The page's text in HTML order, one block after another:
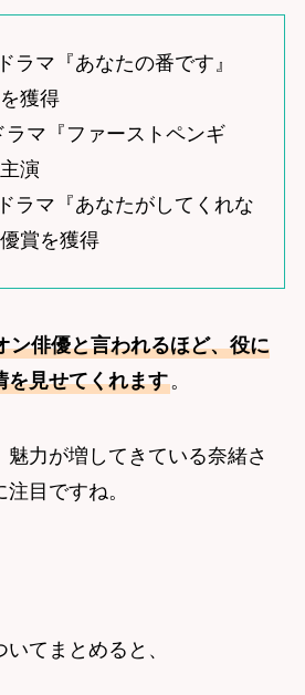
ラマ『あなたの番です』
獲得
ラマ『ファーストペンギ
演
ラマ『あなたがしてくれな
賞を獲得
ン俳優と言われるほど、役に
を見せてくれます。
力が増してきている奈緒さ
目ですね。
てまとめると、